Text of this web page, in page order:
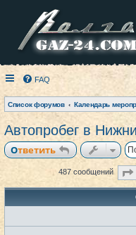
FAQ
Список форумов
Автопробег в
Ответить
487 сообщений